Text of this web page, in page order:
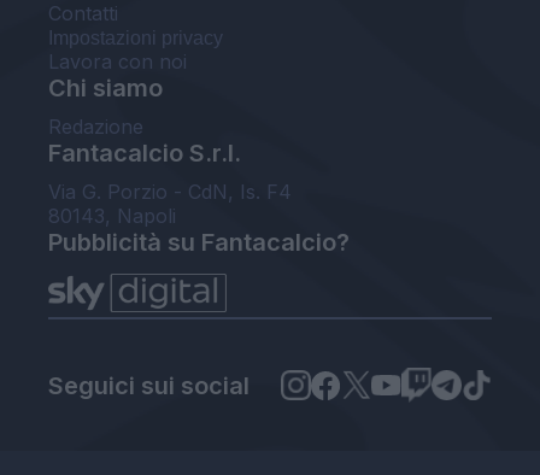
Contatti
Impostazioni privacy
Lavora con noi
Chi siamo
Redazione
Fantacalcio S.r.l.
Via G. Porzio - CdN, Is. F4
80143, Napoli
Pubblicità su Fantacalcio?
Seguici sui social